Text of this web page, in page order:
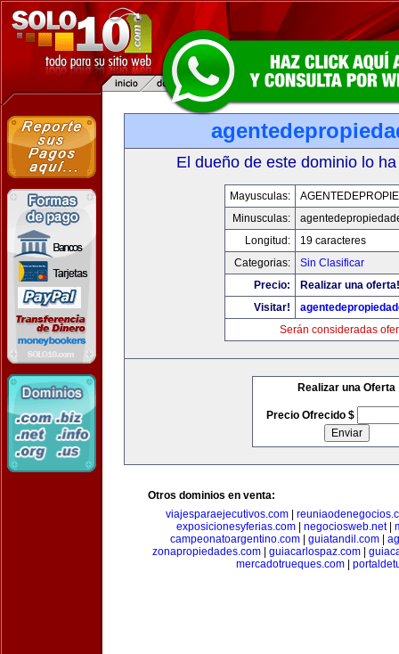
El dueño de este dominio lo
Mayusculas:
Minusculas:
Longitud:
19 caracteres
Categorias:
Sin Clasificar
Precio:
Realizar una oferta!
Visitar!
Serán consideradas
Realizar una Oferta
Precio Ofrecido $
Otros dominios en venta:
viajesparaejecutivos.com|
exposicionesyferias.com
negociosweb.net|
campeonatoargentino.com| guiatandil.com|
zonapropiedades.com
guiacarlospaz.com
mercadotrueques.com